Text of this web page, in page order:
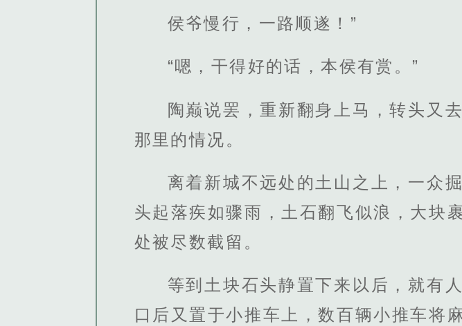
侯爷慢行，一路顺遂！”
“嗯，干得好的话，本侯有赏。”
陶巅说罢，重新翻身上马，转头又
那里的情况。
离着新城不远处的土山之上，一众
头起落疾如骤雨，土石翻飞似浪，大块
处被尽数截留。
等到土块石头静置下来以后，就有
口后又置于小推车上，数百辆小推车将